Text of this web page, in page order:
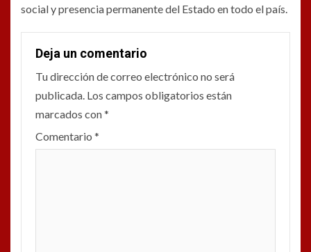
social y presencia permanente del Estado en todo el país.
Deja un comentario
Tu dirección de correo electrónico no será
publicada. Los campos obligatorios están
marcados con*
Comentario *